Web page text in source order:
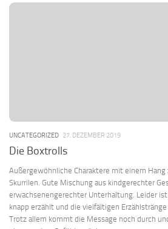
UNCATEGORIZED 27. DEZEMBER 2019
Die Boxtrolls
Außergewöhnliche Charaktere mit einem
Skurrilen. Gute Mischung aus kindgerechter
erwachsenengerechter Unterhaltung. Leider
knapp erzählt und die vielfältigen
Trotz allem kommt die Message noch durch